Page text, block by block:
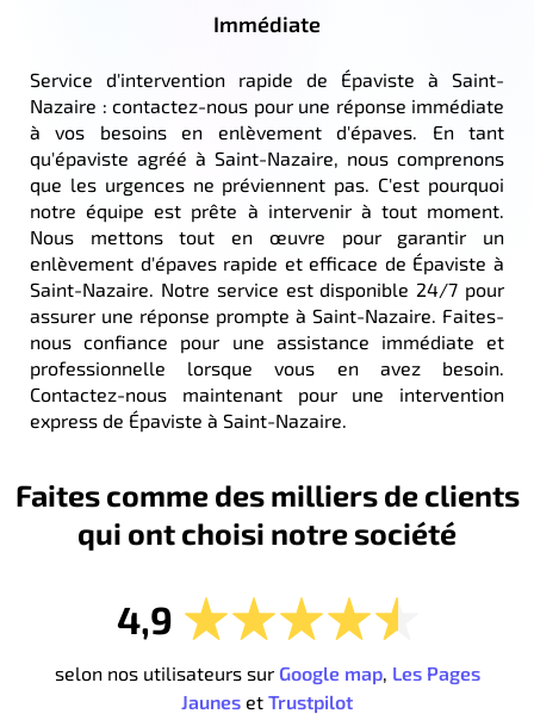
Immédiate
Service d'intervention rapide de Épaviste à Saint-
Nazaire : contactez-nous pour une réponse immédiate
à vos besoins en enlèvement d'épaves. En tant
qu'épaviste agréé à Saint-Nazaire, nous comprenons
que les urgences ne préviennent pas. C'est pourquoi
notre équipe est prête à intervenir à tout moment.
Nous mettons tout en œuvre pour garantir un
enlèvement d'épaves rapide et efficace de Épaviste à
Saint-Nazaire. Notre service est disponible 24/7 pour
assurer une réponse prompte à Saint-Nazaire. Faites-
nous confiance pour une assistance immédiate et
professionnelle lorsque vous en avez besoin.
Contactez-nous maintenant pour une intervention
express de Épaviste à Saint-Nazaire.
Faites comme des milliers de clients
qui ont choisi notre société
4,9
selon nos utilisateurs sur Google map, Les Pages
Jaunes et Trustpilot